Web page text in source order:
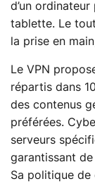
d’un ordinateur
tablette. Le
la prise en
Le VPN
répartis dans
des contenus
préférées.
serveurs
garantissant
Sa politique